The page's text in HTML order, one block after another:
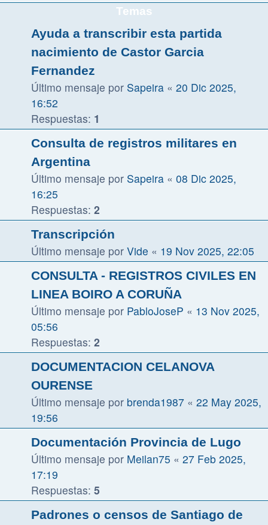
Temas
Ayuda a transcribir esta partida
nacimiento de Castor Garcia
Fernandez
Último mensaje por Sapeira « 20 Dic 2025,
16:52
Respuestas: 1
Consulta de registros militares en
Argentina
Último mensaje por Sapeira « 08 Dic 2025,
16:25
Respuestas: 2
Transcripción
Último mensaje por Vide « 19 Nov 2025, 22:05
CONSULTA - REGISTROS CIVILES EN
LINEA BOIRO A CORUÑA
Último mensaje por PabloJoseP « 13 Nov 2025,
05:56
Respuestas: 2
DOCUMENTACION CELANOVA
OURENSE
Último mensaje por brenda1987 « 22 May 2025,
19:56
Documentación Provincia de Lugo
Último mensaje por Meilan75 « 27 Feb 2025,
17:19
Respuestas: 5
Padrones o censos de Santiago de